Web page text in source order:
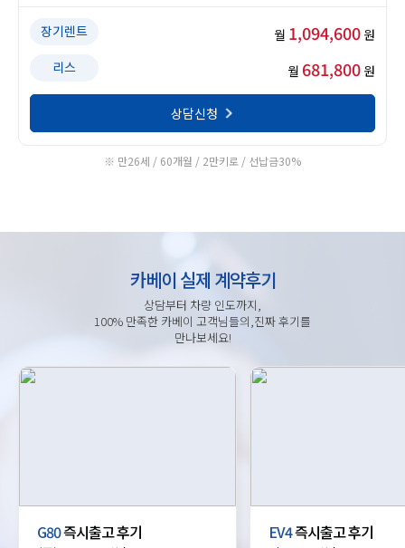
장기렌트 월 1,094,600 원
리스
월 681,800 원
상담신청
※ 만26세 / 60개월 / 2만키로 / 선납금30%
카베이 실제 계약후기
상담부터 차량 인도까지,
100% 만족한 카베이 고객님들의,진짜 후기를
만나보세요!
G80즉시출고 후기 EV4즉시출고 후기